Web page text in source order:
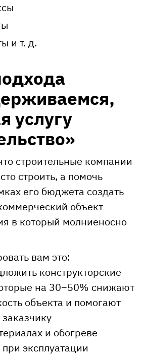
и т. д.
услугу
строительные компании
строить, а помочь
его бюджета создать
объект
в который молниеносно
вам это:
конструкторские
на 30−50% снижают
объекта и помогают
и обогреве
эксплуатации